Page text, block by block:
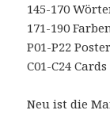
145-170
171-190
P01-P22 Poster
C01-C24 Cards
Neu ist die